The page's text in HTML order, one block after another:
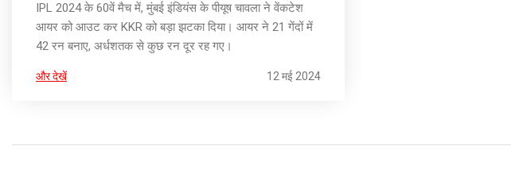
IPL 2024 के 60वें मैच में, मुंबई इंडियंस के पीयूष चावला ने वेंकटेश
आयर को आउट कर KKR को बड़ा झटका दिया। आयर ने 21 गेंदों में
42 रन बनाए, अर्धशतक से कुछ रन दूर रह गए।
और देखें 12 मई 2024